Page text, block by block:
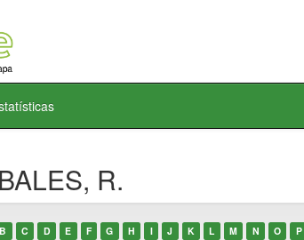
R.
B C D E F G H I J K L M N O P